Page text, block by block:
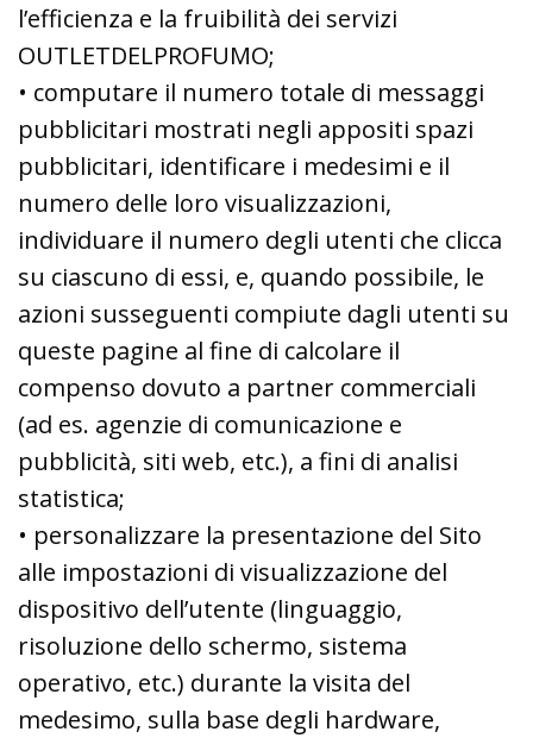
l’efficienza e la fruibilità dei servizi
OUTLETDELPROFUMO;
• computare il numero totale di messaggi
pubblicitari mostrati negli appositi spazi
pubblicitari, identificare i medesimi e il
numero delle loro visualizzazioni,
individuare il numero degli utenti che clicca
su ciascuno di essi, e, quando possibile, le
azioni susseguenti compiute dagli utenti su
queste pagine al fine di calcolare il
compenso dovuto a partner commerciali
(ad es. agenzie di comunicazione e
pubblicità, siti web, etc.), a fini di analisi
statistica;
• personalizzare la presentazione del Sito
alle impostazioni di visualizzazione del
dispositivo dell’utente (linguaggio,
risoluzione dello schermo, sistema
operativo, etc.) durante la visita del
medesimo, sulla base degli hardware,